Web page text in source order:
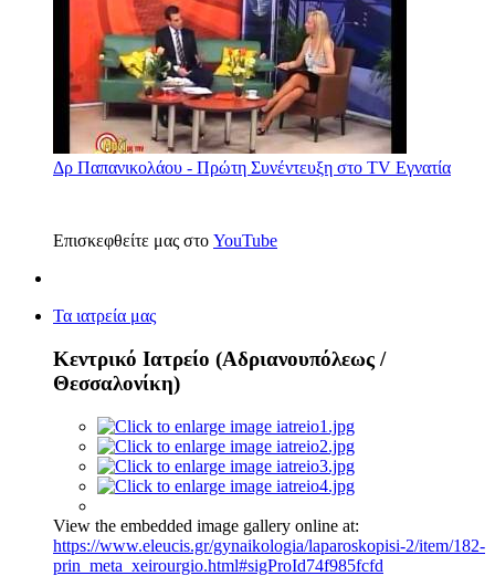
Δρ Παπανικολάου - Πρώτη Συνέντευξη στο TV Εγνατία
Επισκεφθείτε μας στο YouTube
Τα ιατρεία μας
Κεντρικό Ιατρείο (Αδριανουπόλεως /
Θεσσαλονίκη)
View the embedded image gallery online at:
https://www.eleucis.gr/gynaikologia/laparoskopisi-2/item/182-
prin_meta_xeirourgio.html#sigProId74f985fcfd